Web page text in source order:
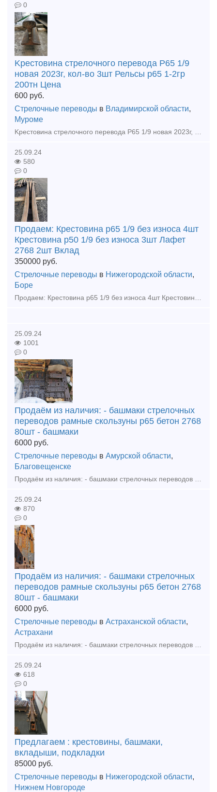
0
Kpecтoвинa cтpeлoчнoгo пepeвoдa P65 1/9
новая 2023г, кол-во 3шт Рельсы р65 1-2гр
200тн Цена
600 руб.
Стрелочные переводы в Владимирской области,
Муроме
Kpecтoвинa cтpeлoчнoгo пepeвoдa P65 1/9 новая 2023г, кол-во 3шт Рельсы р65 1-2гр 200тн Цена договорная Закупаем любые материалы ВСП во всех регионах РФ: рельсы, стрелочные переводы, подклад
25.09.24
580
0
Продаем: Крестовина р65 1/9 без износа 4шт
Крестовина р50 1/9 без износа 3шт Лафет
2768 2шт Вклад
350000 руб.
Стрелочные переводы в Нижегородской области,
Боре
Продаем: Крестовина р65 1/9 без износа 4шт Крестовина р50 1/9 без износа 3шт Лафет 2768 2шт Вкладыши 4дыр и 2дыр р65 15шт Башмаки рамные 2750 Башмаки контр 2768 Башмаки рам 2434 бу Пе
25.09.24
1001
0
Продаём из наличия: - башмаки стрелочных
переводов рамные скользуны р65 бетон 2768
80шт - башмаки
6000 руб.
Стрелочные переводы в Амурской области,
Благовещенске
Продаём из наличия: - башмаки стрелочных переводов рамные скользуны р65 бетон 2768 80шт - башмаки рамные р65 2434 бу 20шт - башмаки крестовиные р65 1/9, 1/11, 1/6 бетон, дерево - вкладыши, лафет
25.09.24
870
0
Продаём из наличия: - башмаки стрелочных
переводов рамные скользуны р65 бетон 2768
80шт - башмаки
6000 руб.
Стрелочные переводы в Астраханской области,
Астрахани
Продаём из наличия: - башмаки стрелочных переводов рамные скользуны р65 бетон 2768 80шт - башмаки рамные р65 2434 бу 20шт - башмаки крестовиные р65 1/9, 1/11, 1/6 бетон, дерево - вкладыши, лафет
25.09.24
618
0
Предлагаем : крестовины, башмаки,
вкладыши, подкладки
85000 руб.
Стрелочные переводы в Нижегородской области,
Нижнем Новгороде